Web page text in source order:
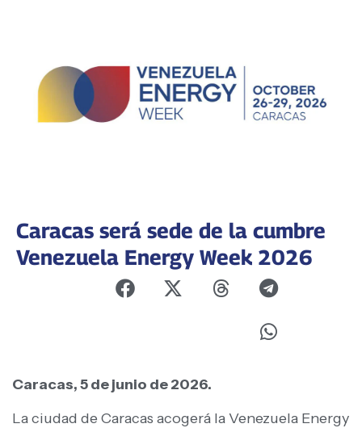
Caracas será sede de la cumbre
Venezuela Energy Week 2026
Caracas, 5 de junio de 2026.
La ciudad de Caracas acogerá la Venezuela Energy